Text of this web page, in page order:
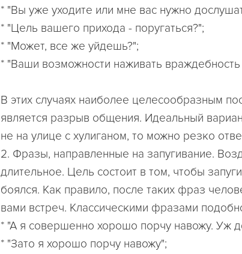
* "Вы уже уходите или мне вас нужно
* "Цель вашего прихода - поругаться?";
* "Может, все же уйдешь?";
* "Ваши возможности наживать
В этих случаях наиболее целесообразным
является разрыв общения. Идеальный
не на улице с хулиганом, то можно резко
2. Фразы, направленные на запугивание.
длительное. Цель состоит в том, чтобы
боялся. Как правило, после таких фраз
вами встреч. Классическими фразами
* "А я совершенно хорошо порчу навожу. Уж
* "Зато я хорошо порчу навожу";